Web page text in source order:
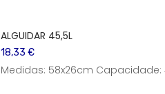
ALGUIDAR 45,5L
18,33 €
Medidas: 58x26cm Capacidade: